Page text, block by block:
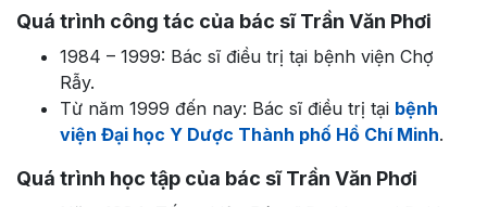
Quá trình công tác của bác sĩ Trần Văn Phơi
1984 – 1999: Bác sĩ điều trị tại bệnh viện Chợ
Rẫy.
Từ năm 1999 đến nay: Bác sĩ điều trị tại bệnh
viện Đại học Y Dược Thành phố Hồ Chí Minh.
Quá trình học tập của bác sĩ Trần Văn Phơi